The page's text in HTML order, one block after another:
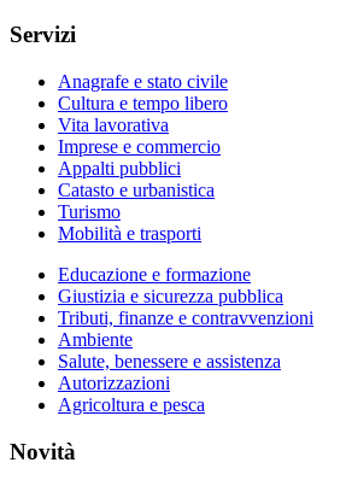
Servizi
Anagrafe e stato civile
Cultura e tempo libero
Vita lavorativa
Imprese e commercio
Appalti pubblici
Catasto e urbanistica
Turismo
Mobilità e trasporti
Educazione e formazione
Giustizia e sicurezza pubblica
Tributi, finanze e contravvenzioni
Ambiente
Salute, benessere e assistenza
Autorizzazioni
Agricoltura e pesca
Novità